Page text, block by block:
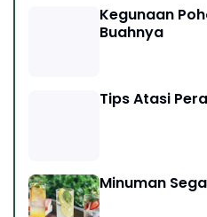
Kegunaan
Buahnya
Tips Atasi
Minuman